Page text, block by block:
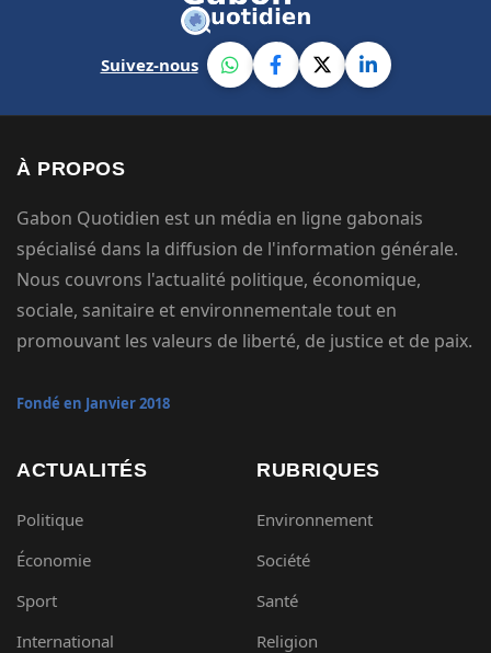
Suivez-nous
À PROPOS
Gabon Quotidien est un média en ligne gabonais
spécialisé dans la diffusion de l'information générale.
Nous couvrons l'actualité politique, économique,
sociale, sanitaire et environnementale tout en
promouvant les valeurs de liberté, de justice et de paix.
Fondé en Janvier 2018
ACTUALITÉS
Politique
Économie
Sport
International
RUBRIQUES
Environnement
Société
Santé
Religion